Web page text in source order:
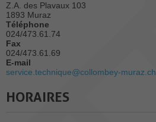
Z.A. des Plavaux 103
1893 Muraz
Téléphone
024/473.61.74
Fax
024/473.61.69
E-mail
service.technique@collombey-muraz.ch
HORAIRES